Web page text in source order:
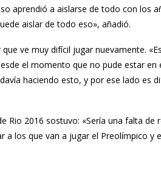
aprendió a aislarse de todo con los
aislar de todo eso», añadió.
ve muy difícil jugar nuevamente.
el momento que no pude estar en
haciendo esto, y por ese lado es
Rio 2016 sostuvo: «Sería una falta de
los que van a jugar el Preolímpico y